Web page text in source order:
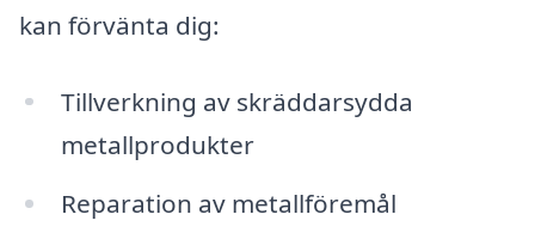
kan förvänta dig:
Tillverkning av skräddarsydda
metallprodukter
Reparation av metallföremål